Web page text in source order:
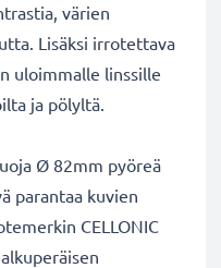
värien
Lisäksi irrotettava
uloimmalle linssille
ja pölyltä.
Ø 82mm pyöreä
parantaa kuvien
CELLONIC